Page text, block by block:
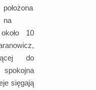
położona
na
10
do
sięgają